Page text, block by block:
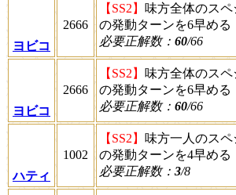
ヨビコ
2666
【SS2】 味方全体のス
の発動ターンを6早める
必要正解数： 60/66
ヨビコ
2666
【SS2】 味方全体のス
の発動ターンを6早める
必要正解数： 60/66
ハティ
1002
【SS2】 味方一人のス
の発動ターンを4早める
必要正解数： 3/8